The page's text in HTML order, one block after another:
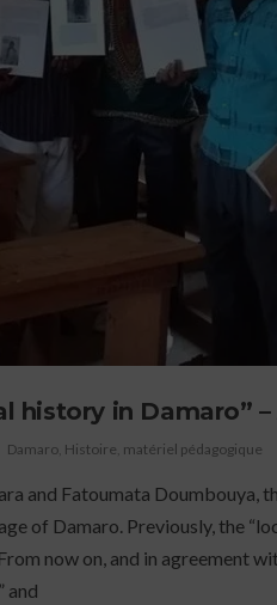
in Damaro” –
Damaro Histoire matériel pédagogique
and Fatoumata Doumbouya,
of Damaro. Previously, the
now on, and in agreement
and